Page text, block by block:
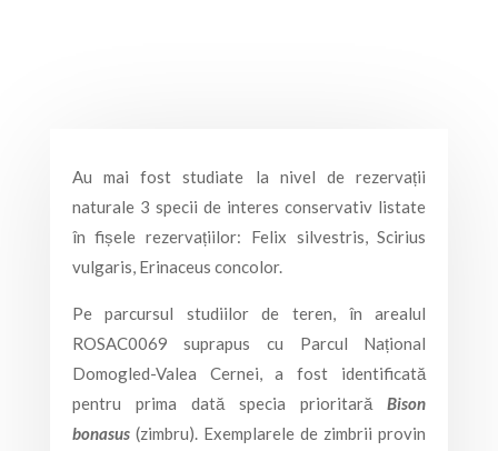
Au mai fost studiate la nivel de rezervații
naturale 3 specii de interes conservativ listate
în fișele rezervațiilor: Felix silvestris, Scirius
vulgaris, Erinaceus concolor.
Pe parcursul studiilor de teren, în arealul
ROSAC0069 suprapus cu Parcul Național
Domogled-Valea Cernei, a fost identificată
pentru prima dată specia prioritarăBison
bonasus(zimbru). Exemplarele de zimbrii provin